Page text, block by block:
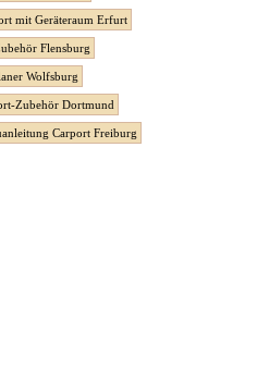
mit Geräteraum Erfurt
Flensburg
Wolfsburg
Zubehör Dortmund
Carport Freiburg